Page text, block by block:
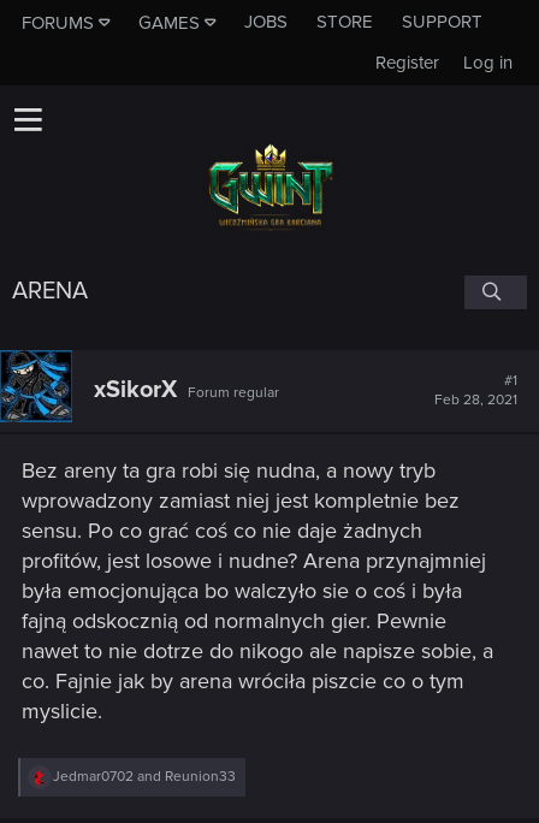
FORUMS GAMES JOBS STORE
SUPPORT
Log in
Register
ARENA
xSikorX Forum regular
#1
Feb 28, 2021
Bez areny ta gra robi się nudna, a nowy tryb
wprowadzony zamiast niej jest kompletnie bez
sensu. Po co grać coś co nie daje żadnych
profitów, jest losowe i nudne? Arena przynajmniej
była emocjonująca bo walczyło sie o coś i była
fajną odskocznią od normalnych gier. Pewnie
nawet to nie dotrze do nikogo ale napisze sobie, a
co. Fajnie jak by arena wróciła piszcie co o tym
myslicie.
R
Jedmar0702 and Reunion33